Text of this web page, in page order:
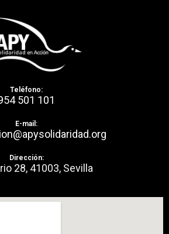
Teléfono:
501 101
E-mail:
Dirección:
28, 41003, Sevilla